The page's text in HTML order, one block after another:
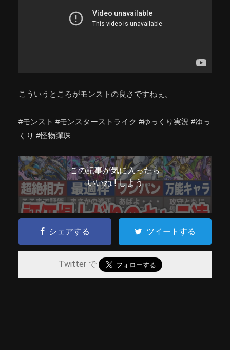
こういうところがモンストの良さですねぇ。
#モンスト #モンスターストライク #ゆっくり実況 #ゆっ
くり #怪物彈珠
この記事が気に入ったら
いいね ! しよう
シェアする ツイートする
Twitter で